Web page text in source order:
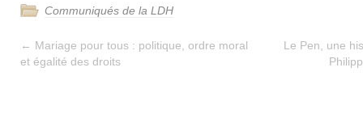
Communiqués de la LDH
← Mariage pour tous : politique, ordre moral
et égalité des droits
Le Pen, une